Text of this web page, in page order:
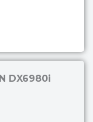
DX6980i